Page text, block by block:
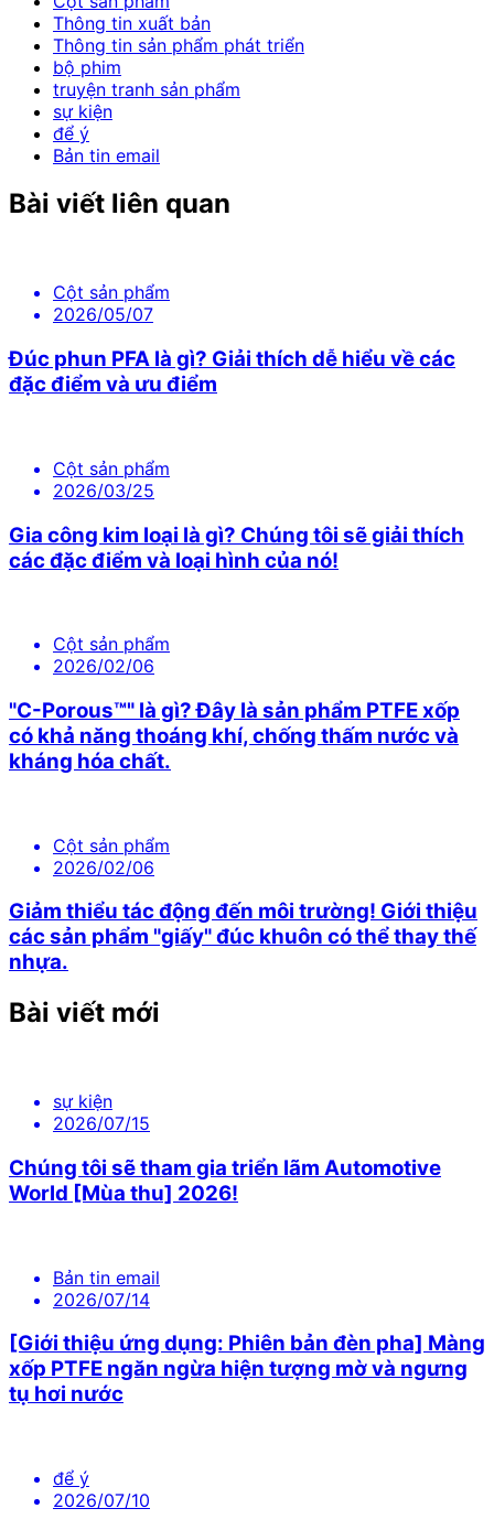
Thông tin xuất bản
Thông tin sản phẩm phát triển
bộ phim
truyện tranh sản phẩm
sự kiện
để ý
Bản tin email
Bài viết liên quan
Cột sản phẩm
2026/05/07
Đúc phun PFA là gì? Giải thích dễ hiểu về các
đặc điểm và ưu điểm
Cột sản phẩm
2026/03/25
Gia công kim loại là gì? Chúng tôi sẽ giải thích
các đặc điểm và loại hình của nó!
Cột sản phẩm
2026/02/06
"C-Porous™" là gì? Đây là sản phẩm PTFE xốp
có khả năng thoáng khí, chống thấm nước và
kháng hóa chất.
Cột sản phẩm
2026/02/06
Giảm thiểu tác động đến môi trường! Giới thiệu
các sản phẩm "giấy" đúc khuôn có thể thay thế
nhựa.
Bài viết mới
sự kiện
2026/07/15
Chúng tôi sẽ tham gia triển lãm Automotive
World [Mùa thu] 2026!
Bản tin email
2026/07/14
[Giới thiệu ứng dụng: Phiên bản đèn pha] Màng
xốp PTFE ngăn ngừa hiện tượng mờ và ngưng
tụ hơi nước
để ý
2026/07/10